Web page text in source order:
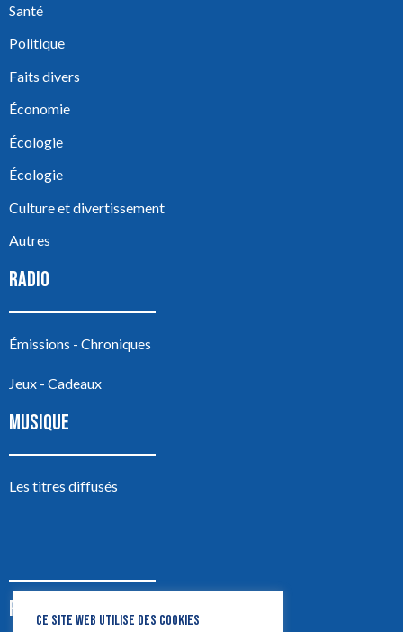
Santé
Politique
Faits divers
Économie
Écologie
Écologie
Culture et divertissement
Autres
RADIO
Émissions - Chroniques
Jeux - Cadeaux
MUSIQUE
Les titres diffusés
PODCASTS
CE SITE WEB UTILISE DES COOKIES